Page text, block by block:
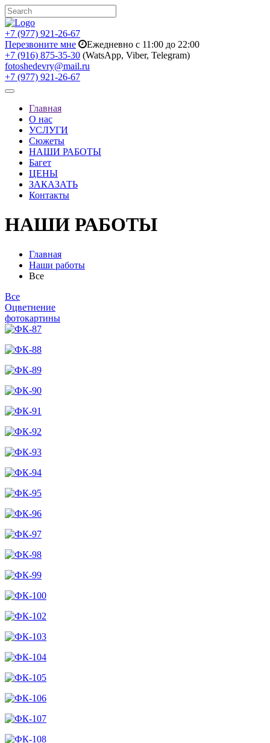
+7 (977) 921-26-67
Перезвоните мне
Ежедневно с 11:00 до 22:00
+7 (916) 875-35-30 (WatsApp, Viber, Telegram)
fotoshedevry@mail.ru
+7 (977) 921-26-67
Toggle
navigationГлавная
О нас
УСЛУГИ
Сюжеты
НАШИ РАБОТЫ
Багет
ЦЕНЫ
ЗАКАЗАТЬ
Контакты
НАШИ РАБОТЫ
Главная
Наши работы
Все
Все
Оцветнение
фотокартины